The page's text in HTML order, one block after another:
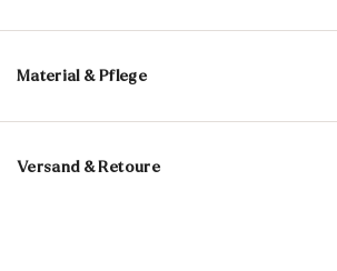
Material & Pflege
Produktionsgrößengang: UK-Größen
Obermaterial:
Versand & Retoure